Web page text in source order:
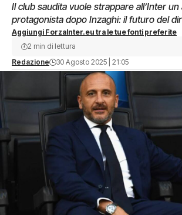
Il club saudita vuole strappare all’Inter un
protagonista dopo Inzaghi: il futuro del
Aggiungi ForzaInter.eu tra le tue fonti preferite
Redazione 30 Agosto 2025 | 21:05
2 min di lettura